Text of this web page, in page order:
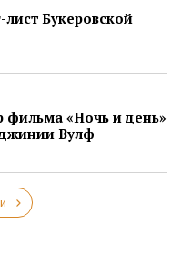
Букеровской
фильма «Ночь и день»
Вулф